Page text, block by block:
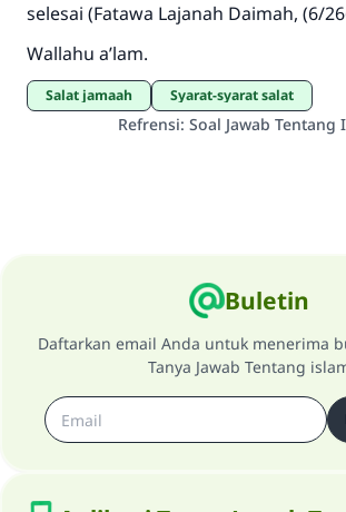
selesai (Fatawa Lajanah Daimah, (6/
Wallahu a’lam.
salat jamaah syarat-syarat salat
Refrensi: Soal Jawab Tentang
Buletin
Daftarkan email Anda untuk menerima
Tanya Jawab Tentang